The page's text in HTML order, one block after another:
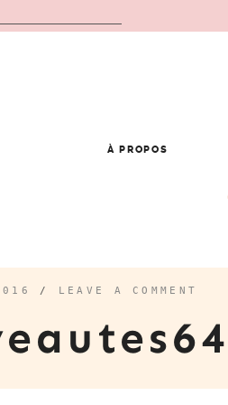
À PROPOS
/ LEAVE A COMMENT